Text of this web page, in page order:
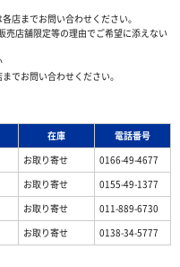
店までお問い合わせください。
店舗限定等の理由でご希望に添えない
でお問い合わせください。
在庫
電話番号
お取り寄せ
0166-49-4677
お取り寄せ
0155-49-1377
お取り寄せ
011-889-6730
お取り寄せ 0138-34-5777